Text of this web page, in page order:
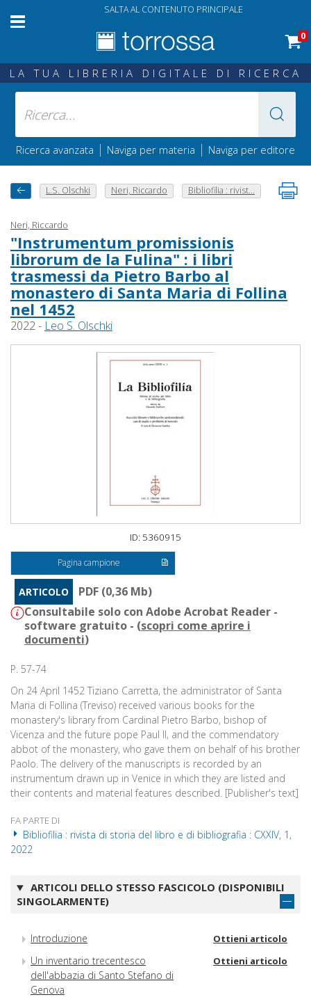
SALTA AL CONTENUTO PRINCIPALE
0
LA TUA LIBRERIA DIGITALE DI RICERCA
Ricerca avanzata | Naviga per materia | Naviga per editore
L.S. Olschki Neri, Riccardo Bibliofilia : rivist...
Neri, Riccardo
"Instrumentum promissionis
librorum de la Fulina" : i libri
trasmessi da Pietro Barbo al
monastero di Santa Maria di Follina
nel 1452
2022 - Leo S. Olschki
ID: 5360915
Pagina campione
ARTICOLO
PDF (0,36 Mb)
Consultabile solo con Adobe Acrobat Reader -
software gratuito - (scopri come aprire i
documenti)
P. 57-74
On 24 April 1452 Tiziano Carretta, the administrator of Santa
Maria di Follina (Treviso) received various books for the
monastery's library from Cardinal Pietro Barbo, bishop of
Vicenza and the future pope Paul II, and the commendatory
abbot of the monastery, who gave them on behalf of his brother
Paolo. The delivery of the manuscripts is recorded by an
instrumentum drawn up in Venice in which they are listed and
their contents and material features described. [Publisher's text]
FA PARTE DI
Bibliofilia : rivista di storia del libro e di bibliografia : CXXIV, 1,
2022
ARTICOLI DELLO STESSO FASCICOLO (DISPONIBILI
SINGOLARMENTE)
Introduzione Ottieni articolo
Un inventario trecentesco
dell'abbazia di Santo Stefano di
Genova
Ottieni articolo